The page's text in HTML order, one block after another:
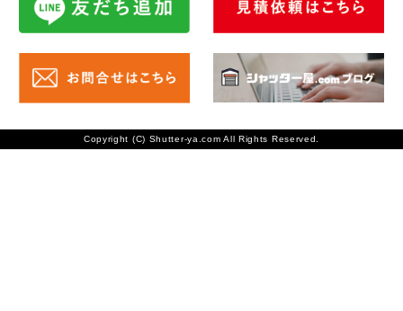
Copyright (C) Shutter-ya.com All Rights Reserved.